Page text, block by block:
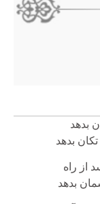
بدهد
بدهد
از راه
بدهد